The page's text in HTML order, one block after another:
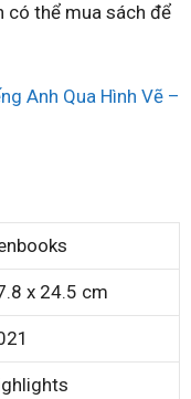
có thể mua sách để
Anh Qua Hình Vẽ –
x 24.5 cm